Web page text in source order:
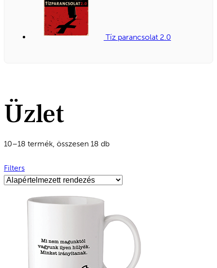
Tíz parancsolat 2.0
Üzlet
10–18 termék, összesen 18 db
Filters